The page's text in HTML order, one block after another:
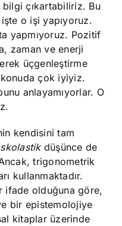
çıkartabiliriz. Bu
o işi yapıyoruz.
yapmıyoruz. Pozitif
zaman ve enerji
üçgenleştirme
çok iyiyiz.
anlayamıyorlar. O
kendisini tam
skolastikdüşünce de
trigonometrik
kullanmaktadır.
ifade olduğuna göre,
bir epistemolojiye
kitaplar üzerinde